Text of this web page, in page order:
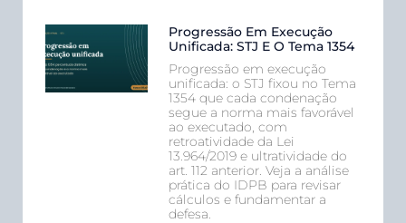
Progressão Em Execução
Unificada: STJ E O Tema 1354
Progressão em execução
unificada: o STJ fixou no Tema
1354 que cada condenação
segue a norma mais favorável
ao executado, com
retroatividade da Lei
13.964/2019 e ultratividade do
art. 112 anterior. Veja a análise
prática do IDPB para revisar
cálculos e fundamentar a
defesa.